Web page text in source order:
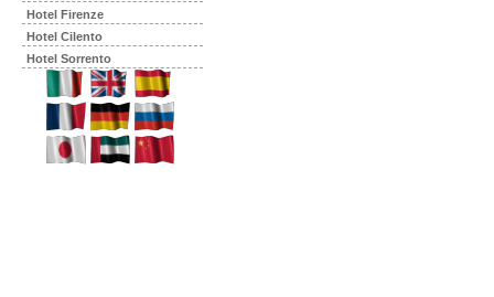
Hotel Firenze
Hotel Cilento
Hotel Sorrento